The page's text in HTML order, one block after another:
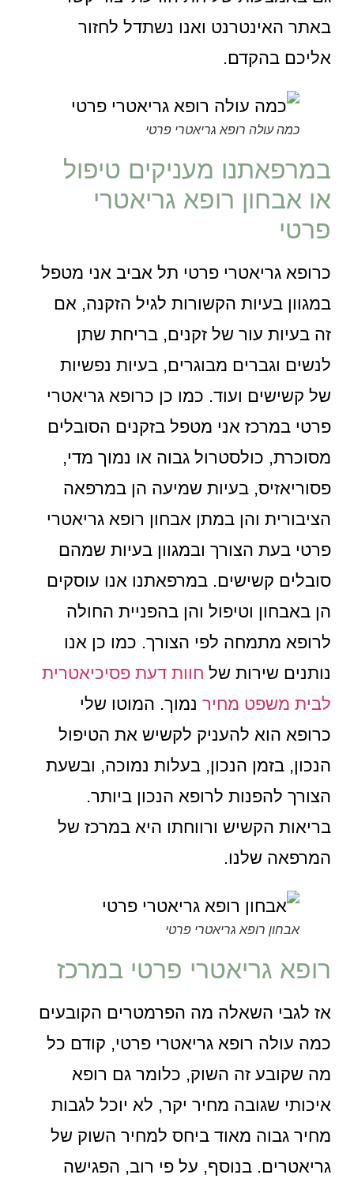
באתר האינטרנט ואנו נשתדל לחזור
אליכם בהקדם.
כמה עולה רופא גריאטרי פרטי
במרפאתנו מעניקים טיפול
או אבחון רופא גריאטרי
פרטי
כרופא גריאטרי פרטי תל אביב אני מטפל
במגוון בעיות הקשורות לגיל הזקנה, אם
זה בעיות עור של זקנים, בריחת שתן
לנשים וגברים מבוגרים, בעיות נפשיות
של קשישים ועוד. כמו כן כרופא גריאטרי
פרטי במרכז אני מטפל בזקנים הסובלים
מסוכרת, כולסטרול גבוה או נמוך מדי,
פסוריאזיס, בעיות שמיעה הן במרפאה
הציבורית והן במתן אבחון רופא גריאטרי
פרטי בעת הצורך ובמגוון בעיות שמהם
סובלים קשישים. במרפאתנו אנו עוסקים
הן באבחון וטיפול והן בהפניית החולה
לרופא מתמחה לפי הצורך. כמו כן אנו
נותנים שירות שלחוות דעת פסיכיאטרית
לבית משפט מחירנמוך. המוטו שלי
כרופא הוא להעניק לקשיש את הטיפול
הנכון, בזמן הנכון, בעלות נמוכה, ובשעת
הצורך להפנות לרופא הנכון ביותר.
בריאות הקשיש ורווחתו היא במרכז של
המרפאה שלנו.
אבחון רופא גריאטרי פרטי
רופא גריאטרי פרטי במרכז
אז לגבי השאלה מה הפרמטרים הקובעים
כמה עולה רופא גריאטרי פרטי, קודם כל
מה שקובע זה השוק, כלומר גם רופא
איכותי שגובה מחיר יקר, לא יוכל לגבות
מחיר גבוה מאוד ביחס למחיר השוק של
גריאטרים. בנוסף, על פי רוב, הפגישה